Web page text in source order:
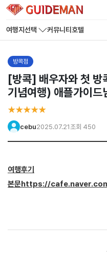
여행지선택 커뮤니티 호텔
방콕점
[방콕] 배우자와 첫 방
기념여행) 애플가이드
★★★★★
cebu2025.07.21 조회 450
여행후기
본문https://